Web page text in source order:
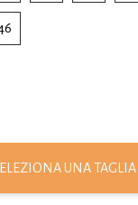
UNA TAGLIA